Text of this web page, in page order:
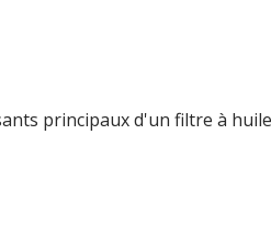
principaux d'un filtre à